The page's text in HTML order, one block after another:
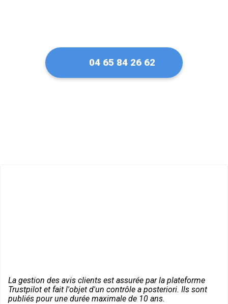
04 65 84 26 62
La gestion des avis clients est assurée par la plateforme
Trustpilot et fait l'objet d'un contrôle a posteriori. Ils sont
publiés pour une durée maximale de 10 ans.